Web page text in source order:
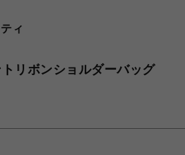
ィ
リボンショルダーバッグ